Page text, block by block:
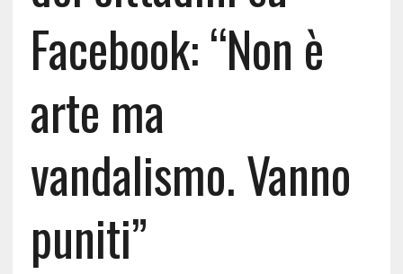
Facebook: “Non è
arte ma
vandalismo. Vanno
puniti”